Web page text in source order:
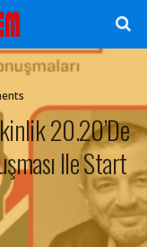
20.20’de
Ile Start